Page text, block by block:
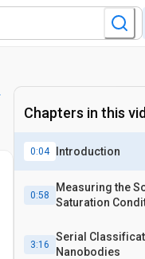
Chapters in this
0:04 Introduction
0:58
Measuring the
Saturation
3:16
Serial
Nanobodies